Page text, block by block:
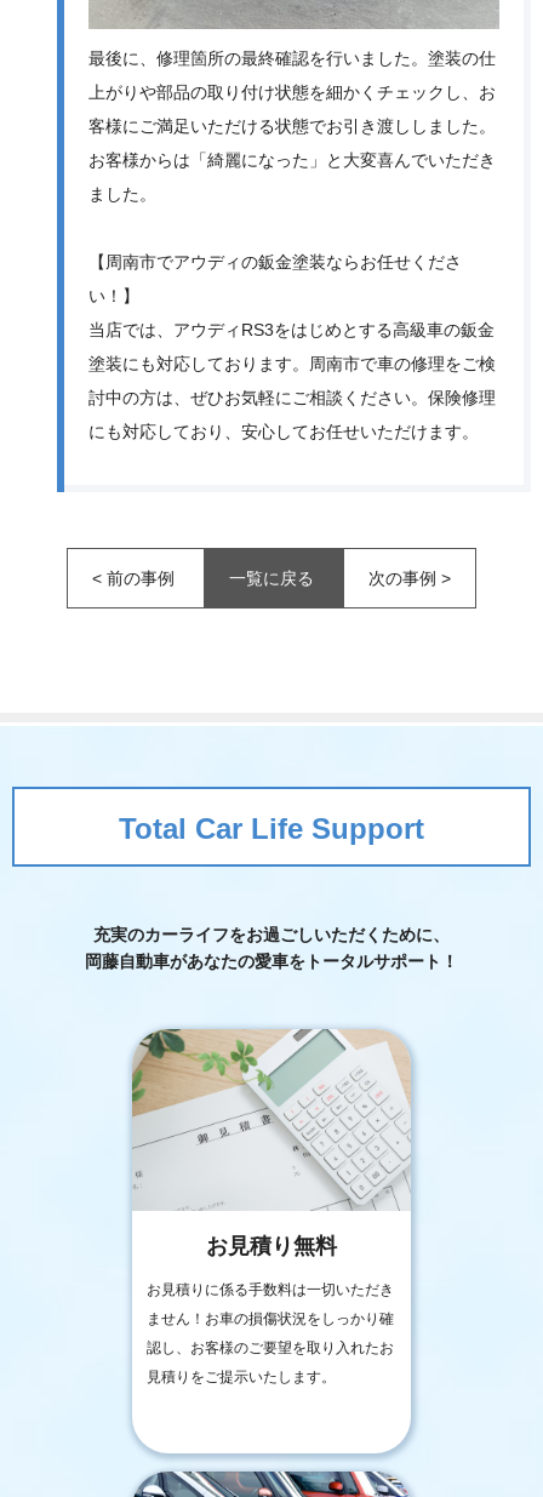
最後に、修理箇所の最終確認を行いました。塗装の仕
上がりや部品の取り付け状態を細かくチェックし、お
客様にご満足いただける状態でお引き渡ししました。
お客様からは「綺麗になった」と大変喜んでいただき
ました。
【周南市でアウディの鈑金塗装ならお任せくださ
い！】
当店では、アウディRS3をはじめとする高級車の鈑金
塗装にも対応しております。周南市で車の修理をご検
討中の方は、ぜひお気軽にご相談ください。保険修理
にも対応しており、安心してお任せいただけます。
< 前の事例 一覧に戻る 次の事例 >
Total Car Life Support
充実のカーライフをお過ごしいただくために、
岡藤自動車があなたの愛車をトータルサポート！
お見積り無料
お見積りに係る手数料は一切いただき
ません！お車の損傷状況をしっかり確
認し、お客様のご要望を取り入れたお
見積りをご提示いたします。